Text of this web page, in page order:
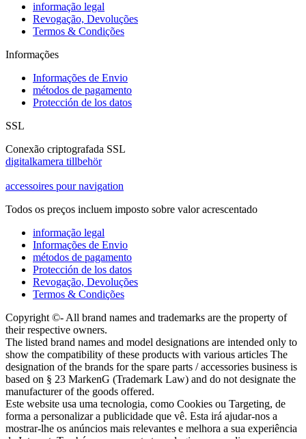
informação legal
Revogação, Devoluções
Termos & Condições
Informações
Informações de Envio
métodos de pagamento
Protección de los datos
SSL
Conexão criptografada SSL
digitalkamera tillbehör
accessoires pour navigation
Todos os preços incluem imposto sobre valor acrescentado
informação legal
Informações de Envio
métodos de pagamento
Protección de los datos
Revogação, Devoluções
Termos & Condições
Copyright ©- All brand names and trademarks are the property of
their respective owners.
The listed brand names and model designations are intended only to
show the compatibility of these products with various articles The
designation of the brands for the spare parts / accessories business is
based on § 23 MarkenG (Trademark Law) and do not designate the
manufacturer of the goods offered.
Este website usa uma tecnologia, como Cookies ou Targeting, de
forma a personalizar a publicidade que vê. Esta irá ajudar-nos a
mostrar-lhe os anúncios mais relevantes e melhora a sua experiência